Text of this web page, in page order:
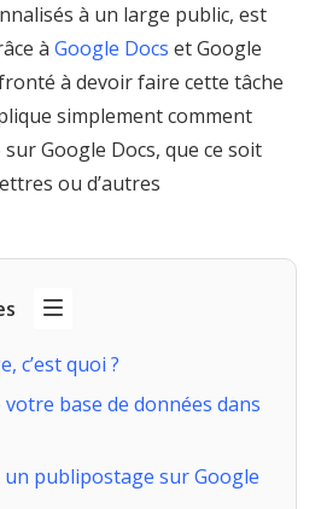
à un large public, est
à Google Docs et Google
à devoir faire cette tâche
simplement comment
Google Docs, que ce soit
ou d’autres
c’est quoi ?
base de données dans
publipostage sur Google